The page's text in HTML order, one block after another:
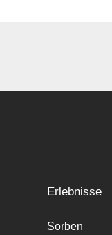
Erlebnisse
Sorben